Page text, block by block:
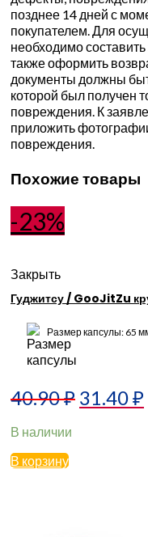
позднее 14 дней с
покупателем. Для
необходимо
также оформить
документы должны
которой был получен
повреждения. К
приложить
повреждения.
Похожие товары
-23%
Закрыть
Гуджитсу / GooJitZu
Размер капсулы: 65
40.90₽ 31.40₽
В наличии
В корзину